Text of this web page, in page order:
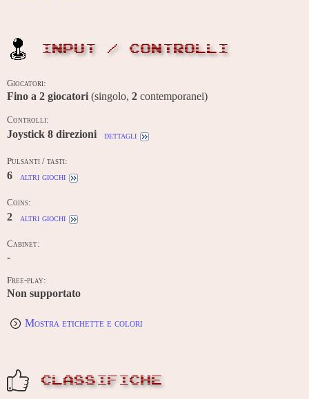
INPUT / CONTROLLI
Giocatori:
Fino a 2 giocatori (singolo, 2 contemporanei)
Controlli:
Joystick 8 direzioni dettagli
Pulsanti / tasti:
6 altri giochi
Coins:
2 altri giochi
Cabinet:
-
Free-play:
Non supportato
Mostra etichette e colori
CLASSIFICHE